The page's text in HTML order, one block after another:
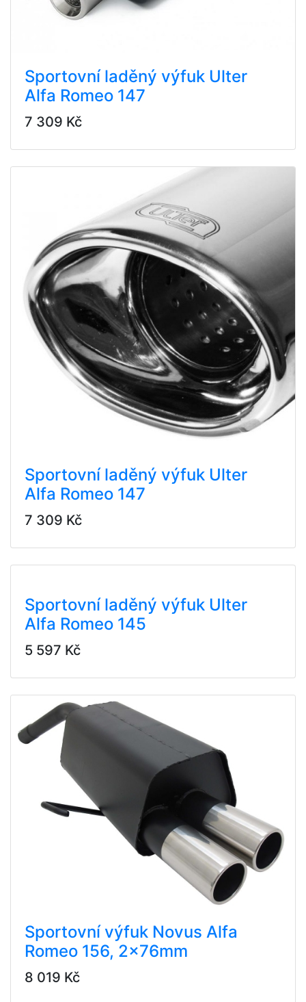
Sportovní laděný výfuk Ulter
Alfa Romeo 147
7 309 Kč
Sportovní laděný výfuk Ulter
Alfa Romeo 147
7 309 Kč
Sportovní laděný výfuk Ulter
Alfa Romeo 145
5 597 Kč
Sportovní výfuk Novus Alfa
Romeo 156, 2x76mm
8 019 Kč